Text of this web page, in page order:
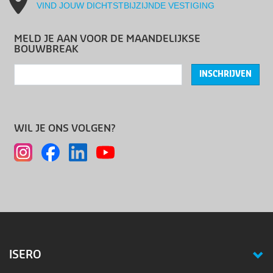
VIND JOUW DICHTSTBIJZIJNDE VESTIGING
MELD JE AAN VOOR DE MAANDELIJKSE
BOUWBREAK
INSCHRIJVEN
WIL JE ONS VOLGEN?
ISERO